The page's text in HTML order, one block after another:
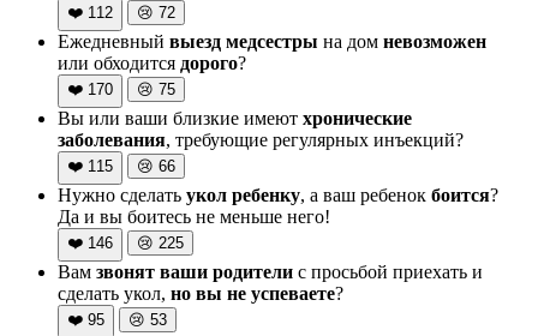
❤️ 112 😢 72
Ежедневный выезд медсестры на дом невозможен
или обходится дорого?
❤️ 170 😢 75
Вы или ваши близкие имеют хронические
заболевания, требующие регулярных инъекций?
❤️ 115 😢 66
Нужно сделать укол ребенку, а ваш ребенок боится?
Да и вы боитесь не меньше него!
❤️ 146 😢 225
Вам звонят ваши родители с просьбой приехать и
сделать укол, но вы не успеваете?
❤️ 95 😢 53